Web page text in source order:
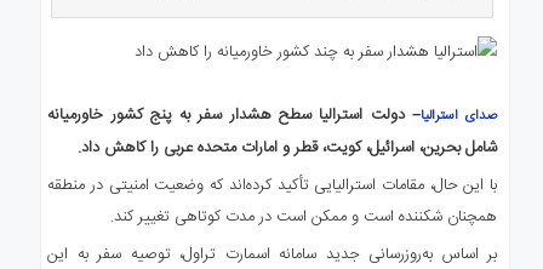
ارتباط
صدای استرالیا– دولت استرالیا سطح هشدار سفر به پنج کشور خاورمیانه
شامل بحرین، اسرائیل، کویت، قطر و امارات متحده عربی را کاهش داد.
با این حال، مقامات استرالیایی تأکید کرده‌اند که وضعیت امنیتی در منطقه
همچنان شکننده است و ممکن است در مدت کوتاهی تغییر کند.
بر اساس به‌روزرسانی جدید سامانه اسمارت تراول، توصیه سفر به این